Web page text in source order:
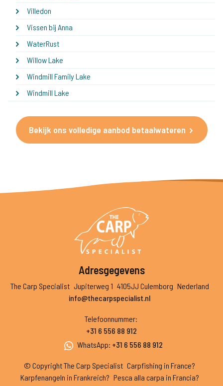
Villedon
Vissen bij Anna
WaterRust
Willow Lake
Windmill Family Lake
Windmill Lake
Bekijk ons volledige aanbod betaalwateren
Adresgegevens
The Carp Specialist Jupiterweg 1 4105JJ Culemborg Nederland
info@thecarpspecialist.nl
Telefoonnummer:
+31 6 556 88 912
WhatsApp: +31 6 556 88 912
© Copyright The Carp Specialist Carpfishing in France?
Karpfenangeln in Frankreich? Pesca alla carpa in Francia?